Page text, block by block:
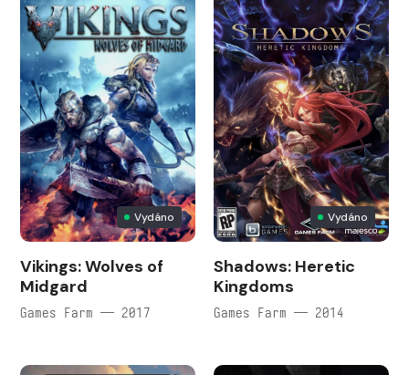
Vydáno
Vikings: Wolves of
Midgard
Games Farm — 2017
Vydáno
Shadows: Heretic
Kingdoms
Games Farm — 2014